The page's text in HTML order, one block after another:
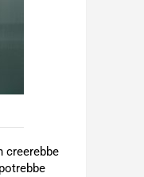
creerebbe
potrebbe